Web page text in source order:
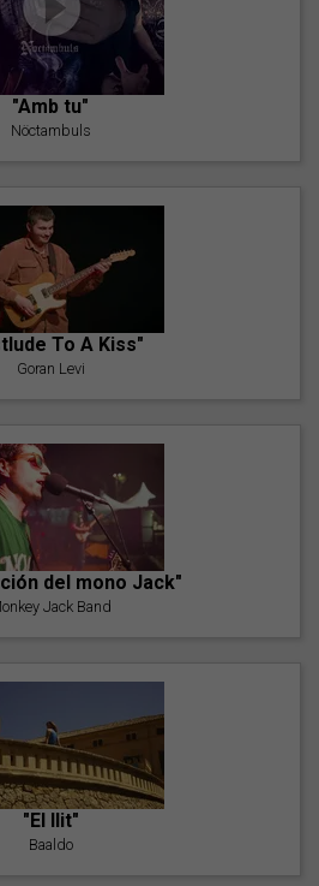
"Amb tu"
Nöctambuls
To A Kiss"
Goran Levi
del mono Jack"
Jack Band
"El llit"
Baaldo